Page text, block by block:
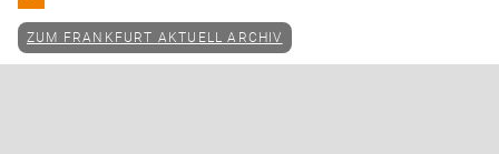
ZUM FRANKFURT AKTUELL ARCHIV